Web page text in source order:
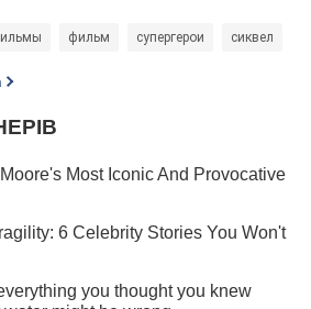
фильм супергерои сиквел